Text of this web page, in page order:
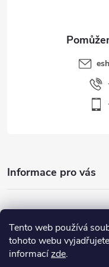
Tento web používá
tohoto webu
informacízde.
Informace pro vás
Nejhledanější